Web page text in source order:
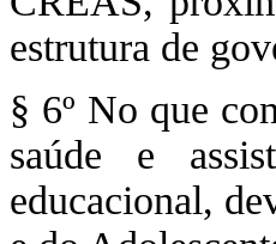
estrutura de
§ 6º No que
saúde e
educacional,